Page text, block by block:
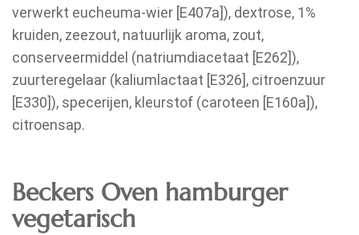
verwerkt eucheuma-wier [E407a]), dextrose, 1%
kruiden, zeezout, natuurlijk aroma, zout,
conserveermiddel (natriumdiacetaat [E262]),
zuurteregelaar (kaliumlactaat [E326], citroenzuur
[E330]), specerijen, kleurstof (caroteen [E160a]),
citroensap.
Beckers Oven hamburger
vegetarisch